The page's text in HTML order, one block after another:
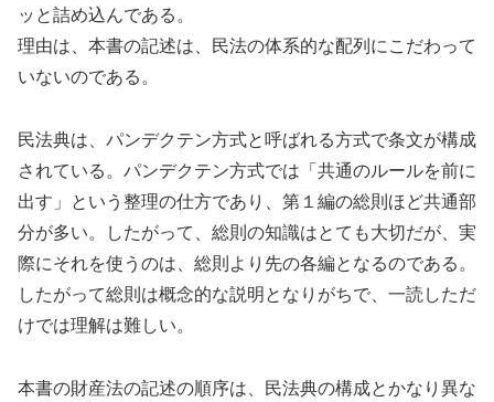
ッと詰め込んである。
理由は、本書の記述は、民法の体系的な配列にこだわって
いないのである。
民法典は、パンデクテン方式と呼ばれる方式で条文が構成
されている。パンデクテン方式では「共通のルールを前に
出す」という整理の仕方であり、第１編の総則ほど共通部
分が多い。したがって、総則の知識はとても大切だが、実
際にそれを使うのは、総則より先の各編となるのである。
したがって総則は概念的な説明となりがちで、一読しただ
けでは理解は難しい。
本書の財産法の記述の順序は、民法典の構成とかなり異な